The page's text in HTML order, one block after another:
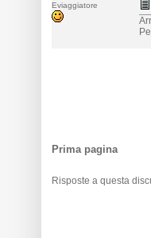
Eviaggiatore
Prima pagina
Risposte a questa